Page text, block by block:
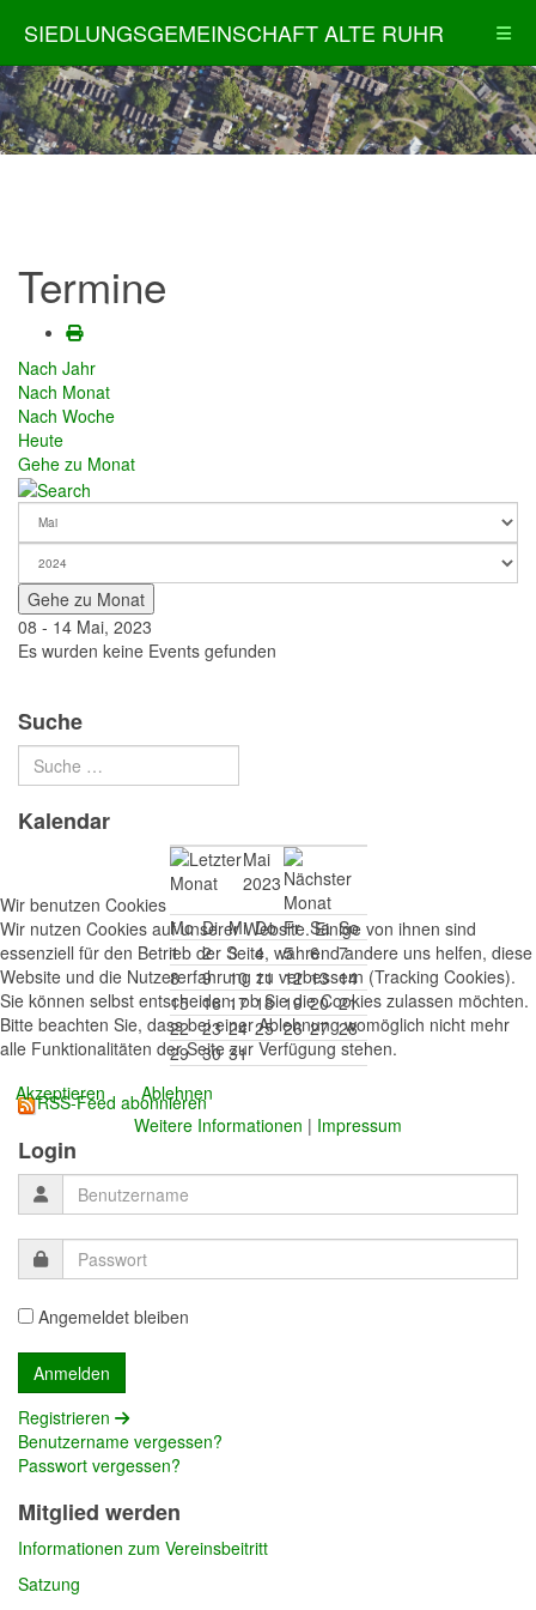
SIEDLUNGSGEMEINSCHAFT ALTE RUHR
Termine
Nach Jahr
Nach Monat
Nach Woche
Heute
Gehe zu Monat
Gehe zu Monat
08 - 14 Mai, 2023
Es wurden keine Events gefunden
Suche
Kalendar
Mai
2023
Mo Di Mi Do Fr Sa So
1
2 3 4 5 6
7
8
9 10 11 12 13 14
15 16 17 18 19 20 21
22 23 24 25 26 27 28
29 30 31
RSS-Feed abonnieren
Login
Angemeldet bleiben
Registrieren
Benutzername vergessen?
Passwort vergessen?
Mitglied werden
Informationen zum Vereinsbeitritt
Satzung
Wir benutzen Cookies
Wir nutzen Cookies auf unserer Website. Einige von ihnen sind
essenziell für den Betrieb der Seite, während andere uns helfen, diese
Website und die Nutzererfahrung zu verbessern (Tracking Cookies).
Sie können selbst entscheiden, ob Sie die Cookies zulassen möchten.
Bitte beachten Sie, dass bei einer Ablehnung womöglich nicht mehr
alle Funktionalitäten der Seite zur Verfügung stehen.
Akzeptieren
Ablehnen
Weitere Informationen | Impressum